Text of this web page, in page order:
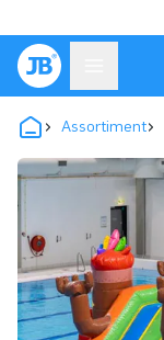
Assortiment